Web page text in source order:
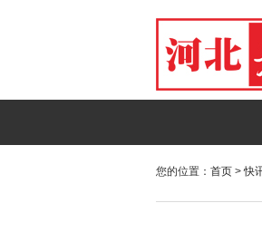
您的位置： 首页 >快